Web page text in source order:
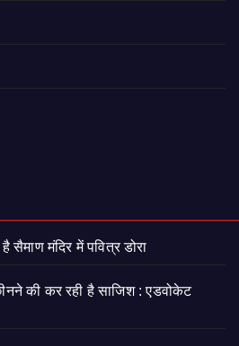
सैमाण मंदिर में पवित्र डोरा
की कर रही है साजिश : एडवोकेट